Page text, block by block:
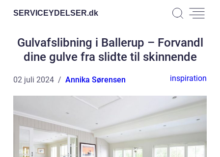
SERVICEYDELSER.dk
Gulvafslibning i Ballerup – Forvandl
dine gulve fra slidte til skinnende
02 juli 2024 Annika Sørensen inspiration